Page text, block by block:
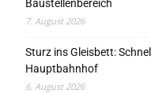
Baustellenbereich
7. August 2026
Sturz ins Gleisbett:
Hauptbahnhof
6. August 2026